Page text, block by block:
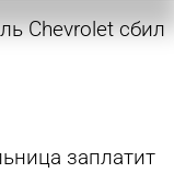
Chevrolet сбил
заплатит